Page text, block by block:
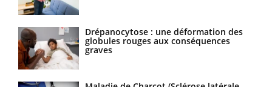
Drépanocytose : une déformation des
globules rouges aux conséquences
graves